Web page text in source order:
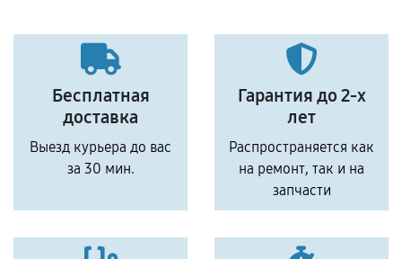
Бесплатная
доставка
Выезд курьера до вас
за 30 мин.
Гарантия до 2-х
лет
Распространяется как
на ремонт, так и на
запчасти